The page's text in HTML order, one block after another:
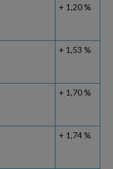
+ 1,20 %
+ 1,53 %
+ 1,70 %
+ 1,74 %